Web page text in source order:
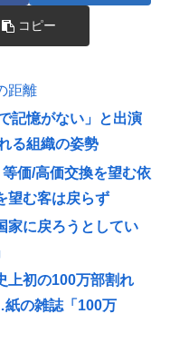
コピー
距離
記憶がない」と出演
る組織の姿勢
価/高価交換を望む依
望む客は戻らず
家に戻ろうとしてい
上初の100万部割れ
の雑誌「100万